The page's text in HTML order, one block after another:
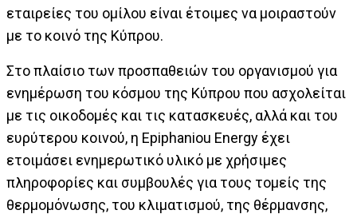
εταιρείες του ομίλου είναι έτοιμες να μοιραστούν
με το κοινό της Κύπρου.
Στο πλαίσιο των προσπαθειών του οργανισμού για
ενημέρωση του κόσμου της Κύπρου που ασχολείται
με τις οικοδομές και τις κατασκευές, αλλά και του
ευρύτερου κοινού, η Epiphaniou Energy έχει
ετοιμάσει ενημερωτικό υλικό με χρήσιμες
πληροφορίες και συμβουλές για τους τομείς της
θερμομόνωσης, του κλιματισμού, της θέρμανσης,